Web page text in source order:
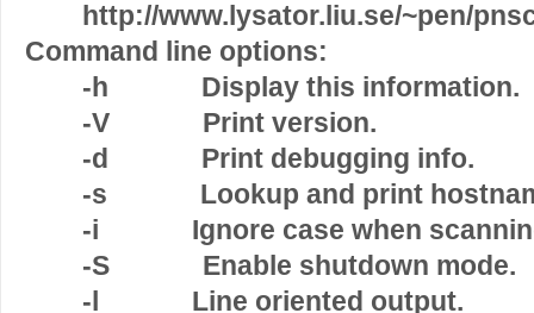
http://www.lysator.liu.se/~pen/
Command line options:
-h Display this information.
-V Print version.
-d Print debugging info.
-s Lookup and print
-i Ignore case when scanning
-S Enable shutdown mode.
-l Line oriented output.